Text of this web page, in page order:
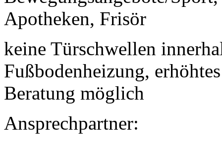
Apotheken, Frisör
keine Türschwellen
Fußbodenheizung,
Beratung möglich
Ansprechpartner: